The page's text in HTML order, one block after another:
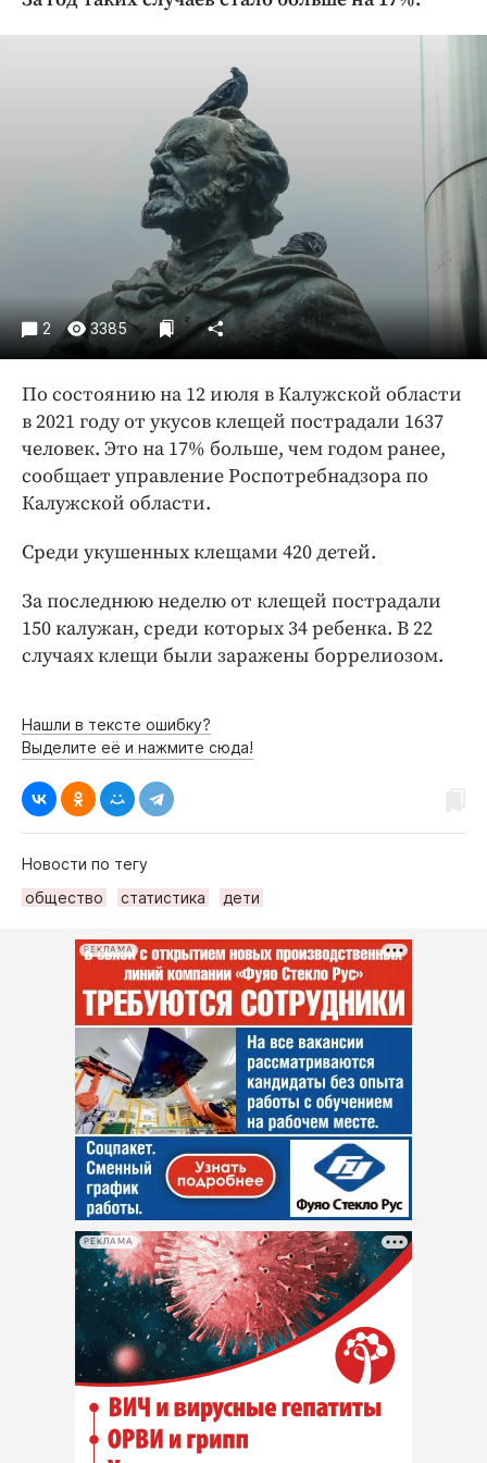
Криминал
Недвижимость и ЖКХ
Образование
Общество
Праздники
Происшествия
Спорт
Экономика и бизнес
ПРОЕКТЫ
Блоги
Издания
Медиаперсона
Интересное чтиво
Бренд года
2 3385
По состоянию на 12 июля в Калужской области
в 2021 году от укусов клещей пострадали 1637
человек. Это на 17% больше, чем годом ранее,
сообщает управление Роспотребнадзора по
Калужской области.
Среди укушенных клещами 420 детей.
За последнюю неделю от клещей пострадали
150 калужан, среди которых 34 ребенка. В 22
случаях клещи были заражены боррелиозом.
Нашли в тексте ошибку?
Выделите её и нажмите сюда!
Новости по тегу
общество
статистика дети
РЕКЛАМА
РЕКЛАМА